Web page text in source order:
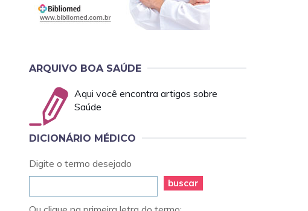
ARQUIVO BOA SAÚDE
Aqui você encontra artigos sobre
Saúde
DICIONÁRIO MÉDICO
Digite o termo desejado
buscar